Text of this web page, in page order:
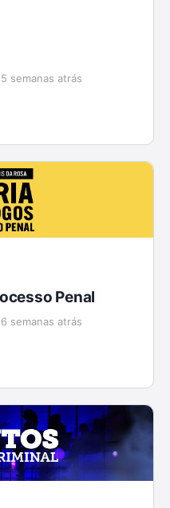
semanas atrás
Penal
semanas atrás